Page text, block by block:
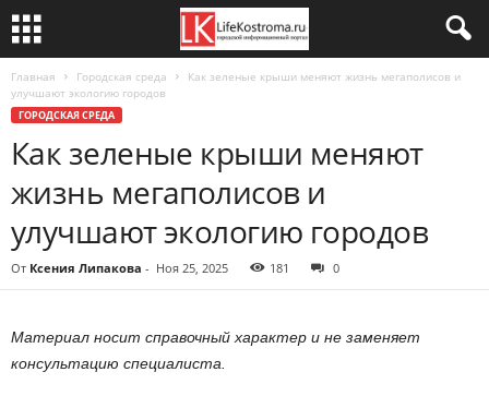
Главная Городская среда
Как зеленые крыши меняют жизнь мегаполисов и
улучшают экологию городов
ГОРОДСКАЯ СРЕДА
Как зеленые крыши меняют
жизнь мегаполисов и
улучшают экологию городов
От Ксения Липакова - Ноя 25, 2025 181 0
Материал носит справочный характер и не заменяет
консультацию специалиста.